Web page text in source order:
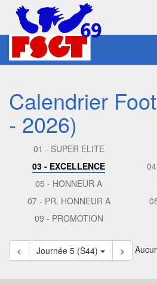
Calendrier
- 2026)
01 - SUPER ELITE
03 - EXCELLENCE
05 - HONNEUR A
07 - PR. HONNEUR A
09 - PROMOTION
< Journée 5 (S44) >